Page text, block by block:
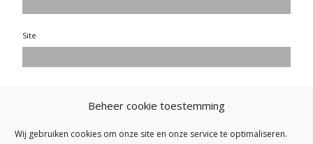
Beheer cookie toestemming
Wij gebruiken cookies om onze site en onze service te optimaliseren.
Site